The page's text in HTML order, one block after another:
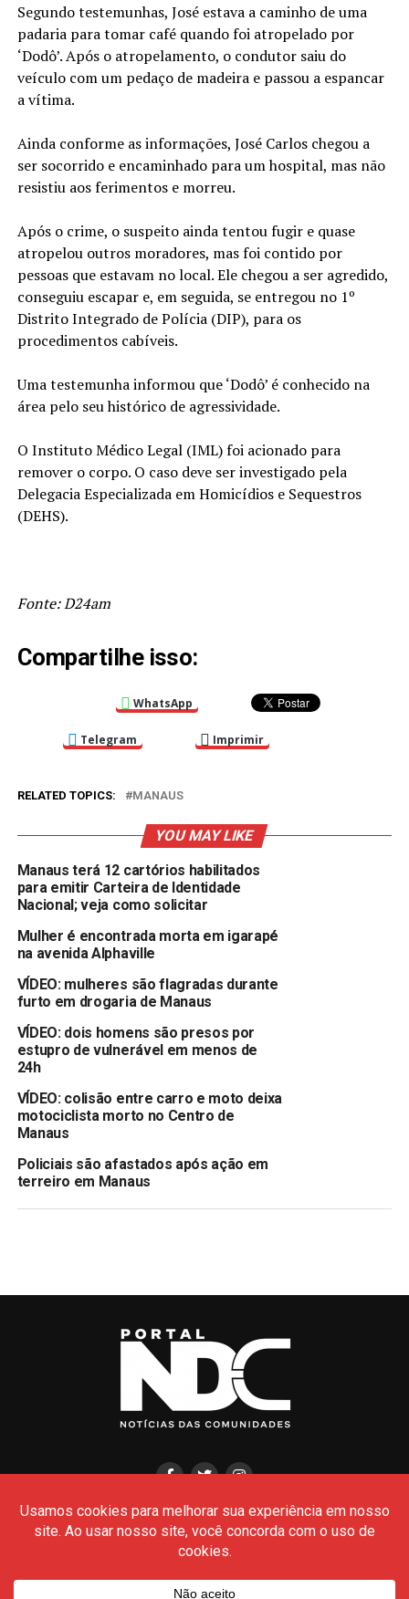
Segundo testemunhas, José estava a caminho de uma
padaria para tomar café quando foi atropelado por
‘Dodô’. Após o atropelamento, o condutor saiu do
veículo com um pedaço de madeira e passou a espancar
a vítima.
Ainda conforme as informações, José Carlos chegou a
ser socorrido e encaminhado para um hospital, mas não
resistiu aos ferimentos e morreu.
Após o crime, o suspeito ainda tentou fugir e quase
atropelou outros moradores, mas foi contido por
pessoas que estavam no local. Ele chegou a ser agredido,
conseguiu escapar e, em seguida, se entregou no 1º
Distrito Integrado de Polícia (DIP), para os
procedimentos cabíveis.
Uma testemunha informou que ‘Dodô’ é conhecido na
área pelo seu histórico de agressividade.
O Instituto Médico Legal (IML) foi acionado para
remover o corpo. O caso deve ser investigado pela
Delegacia Especializada em Homicídios e Sequestros
(DEHS).
Fonte: D24am
Compartilhe isso:
WhatsApp
Telegram Imprimir
RELATED TOPICS: MANAUS
YOU MAY LIKE
Manaus terá 12 cartórios habilitados
para emitir Carteira de Identidade
Nacional; veja como solicitar
Mulher é encontrada morta em igarapé
na avenida Alphaville
VÍDEO: mulheres são flagradas durante
furto em drogaria de Manaus
VÍDEO: dois homens são presos por
estupro de vulnerável em menos de
24h
VÍDEO: colisão entre carro e moto deixa
motociclista morto no Centro de
Manaus
Policiais são afastados após ação em
terreiro em Manaus
HOME POLÍCIA POLÍTICA
AMAZONAS
CULTURA